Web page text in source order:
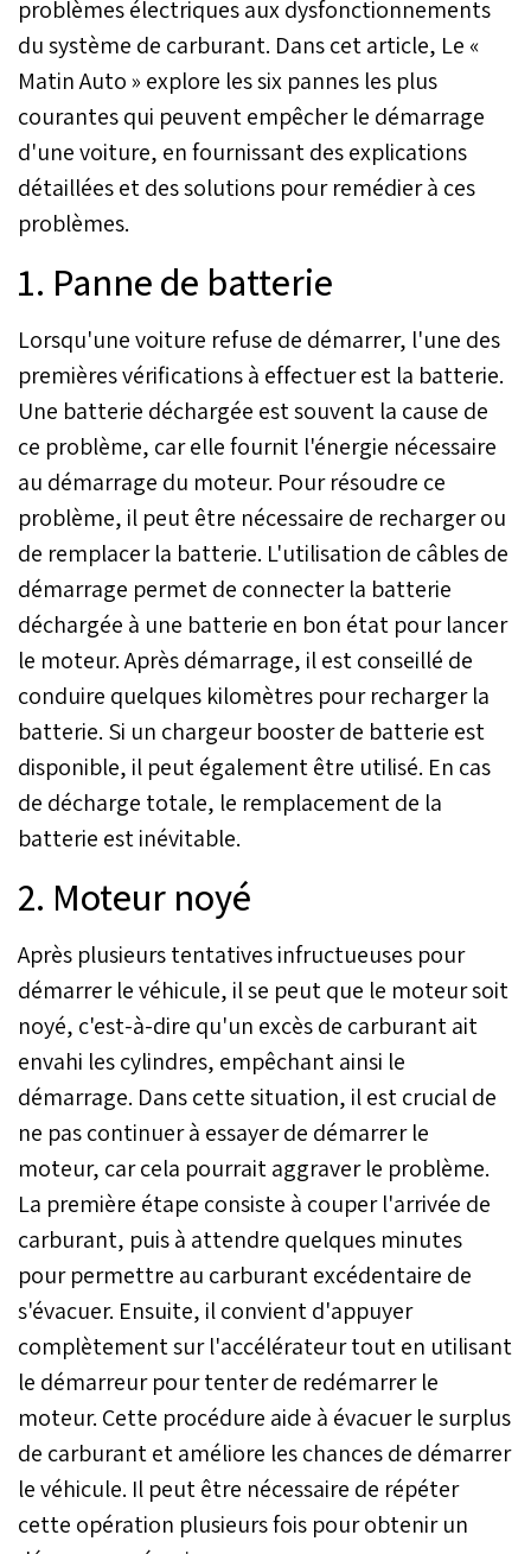
problèmes électriques aux dysfonctionnements
du système de carburant. Dans cet article, Le «
Matin Auto » explore les six pannes les plus
courantes qui peuvent empêcher le démarrage
d'une voiture, en fournissant des explications
détaillées et des solutions pour remédier à ces
problèmes.
1. Panne de batterie
Lorsqu'une voiture refuse de démarrer, l'une des
premières vérifications à effectuer est la batterie.
Une batterie déchargée est souvent la cause de
ce problème, car elle fournit l'énergie nécessaire
au démarrage du moteur. Pour résoudre ce
problème, il peut être nécessaire de recharger ou
de remplacer la batterie. L'utilisation de câbles de
démarrage permet de connecter la batterie
déchargée à une batterie en bon état pour lancer
le moteur. Après démarrage, il est conseillé de
conduire quelques kilomètres pour recharger la
batterie. Si un chargeur booster de batterie est
disponible, il peut également être utilisé. En cas
de décharge totale, le remplacement de la
batterie est inévitable.
2. Moteur noyé
Après plusieurs tentatives infructueuses pour
démarrer le véhicule, il se peut que le moteur soit
noyé, c'est-à-dire qu'un excès de carburant ait
envahi les cylindres, empêchant ainsi le
démarrage. Dans cette situation, il est crucial de
ne pas continuer à essayer de démarrer le
moteur, car cela pourrait aggraver le problème.
La première étape consiste à couper l'arrivée de
carburant, puis à attendre quelques minutes
pour permettre au carburant excédentaire de
s'évacuer. Ensuite, il convient d'appuyer
complètement sur l'accélérateur tout en utilisant
le démarreur pour tenter de redémarrer le
moteur. Cette procédure aide à évacuer le surplus
de carburant et améliore les chances de démarrer
le véhicule. Il peut être nécessaire de répéter
cette opération plusieurs fois pour obtenir un